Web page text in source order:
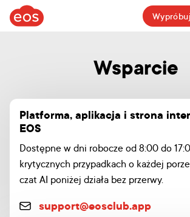
eosclub.app
Wsparcie
Platforma, aplikacja i strona
EOS
Dostępne w dni robocze od 8:00 do
krytycznych przypadkach o każdej
czat AI poniżej działa bez przerwy.
support@eosclub.app